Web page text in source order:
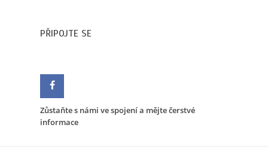
PŘIPOJTE SE
Zůstaňte s námi ve spojení a mějte čerstvé
informace